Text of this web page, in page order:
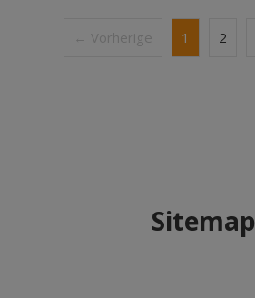
← Vorherige 1 2
Sitemap